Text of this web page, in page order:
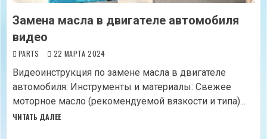
Замена масла в двигателе автомобиля
видео
PARTS 22 МАРТА 2024
Видеоинструкция по замене масла в двигателе
автомобиля: Инструменты и материалы: Свежее
моторное масло (рекомендуемой вязкости и типа)...
ЧИТАТЬ ДАЛЕЕ